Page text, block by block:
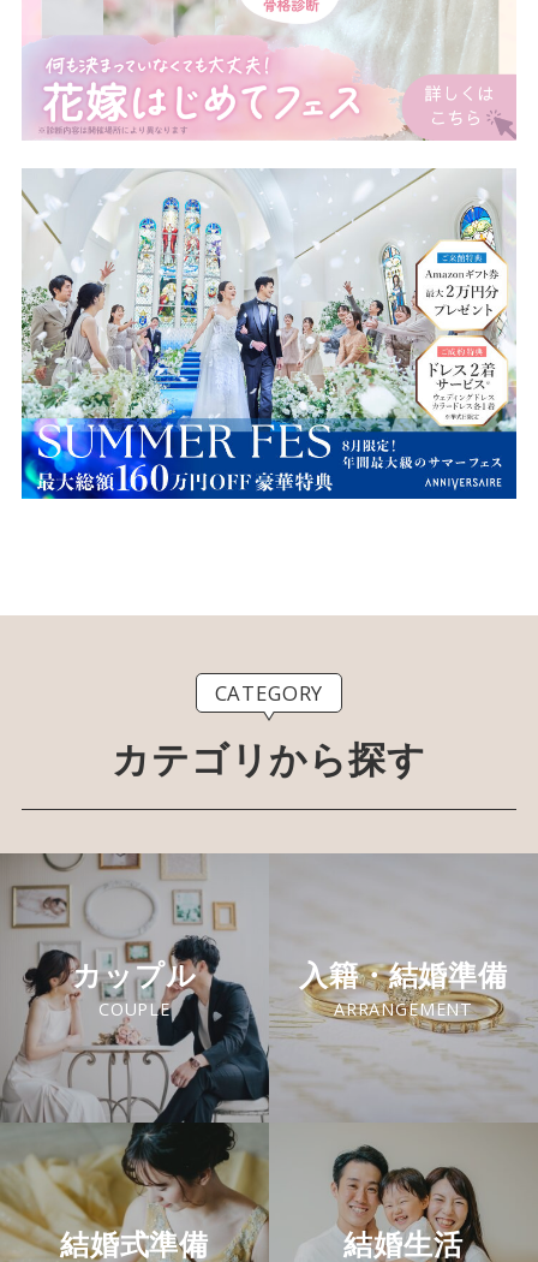
CATEGORY
カテゴリから探す
カップル
COUPLE
入籍・結婚準備
ARRANGEMENT
結婚式準備 結婚生活